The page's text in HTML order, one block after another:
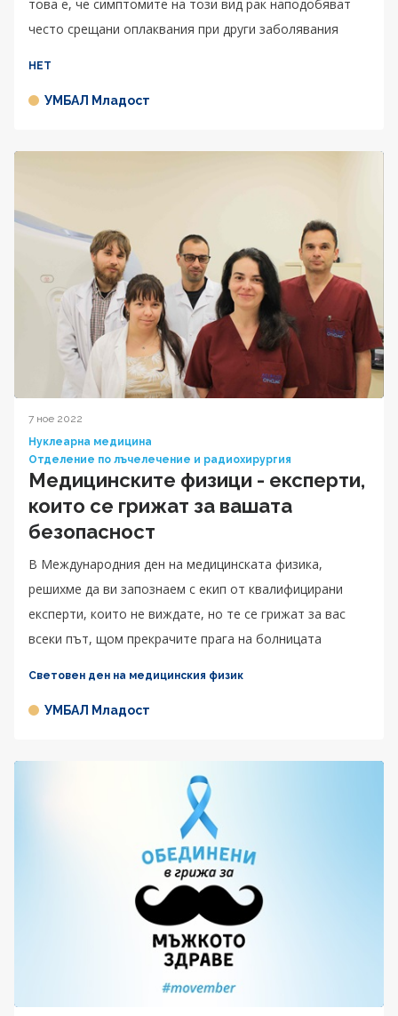
това е, че симптомите на този вид рак наподобяват
често срещани оплаквания при други заболявания
НЕТ
УМБАЛ Младост
7 ное 2022
Нуклеарна медицина
Отделение по лъчелечение и радиохирургия
Медицинските физици - експерти,
които се грижат за вашата
безопасност
В Международния ден на медицинската физика,
решихме да ви запознаем с екип от квалифицирани
експерти, които не виждате, но те се грижат за вас
всеки път, щом прекрачите прага на болницата
Световен ден на медицинския физик
УМБАЛ Младост